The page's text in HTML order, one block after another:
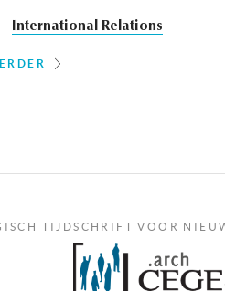
International Relations
TIJDSCHRIFT VOOR